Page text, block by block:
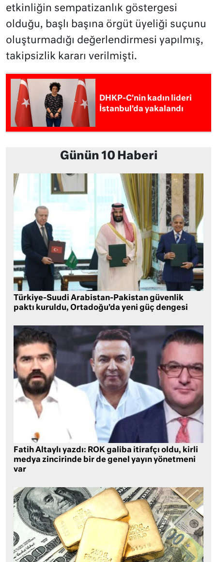
etkinliğin sempatizanlık göstergesi
olduğu, başlı başına örgüt üyeliği suçunu
oluşturmadığı değerlendirmesi yapılmış,
takipsizlik kararı verilmişti.
DHKP-C’nin kadın lideri
İstanbul’da yakalandı
Günün 10 Haberi
Türkiye-Suudi Arabistan-Pakistan güvenlik
paktı kuruldu, Ortadoğu’da yeni güç dengesi
Fatih Altaylı yazdı: ROK galiba itirafçı oldu, kirli
medya zincirinde bir de genel yayın yönetmeni
var